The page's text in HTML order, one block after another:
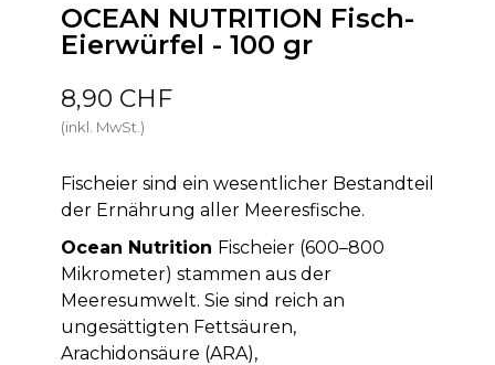
OCEAN NUTRITION Fisch-
Eierwürfel - 100 gr
8,90 CHF
(inkl. MwSt.)
Fischeier sind ein wesentlicher Bestandteil
der Ernährung aller Meeresfische.
Ocean Nutrition Fischeier (600–800
Mikrometer) stammen aus der
Meeresumwelt. Sie sind reich an
ungesättigten Fettsäuren,
Arachidonsäure (ARA),